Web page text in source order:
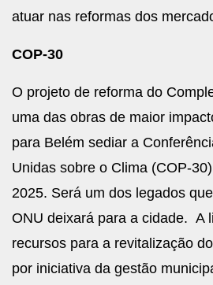
atuar nas reformas dos
COP-30
O projeto de reforma do
uma das obras de maior
para Belém sediar a
Unidas sobre o Clima (COP-
2025. Será um dos legados
ONU deixará para a cidade. A
recursos para a revitalização
por iniciativa da gestão